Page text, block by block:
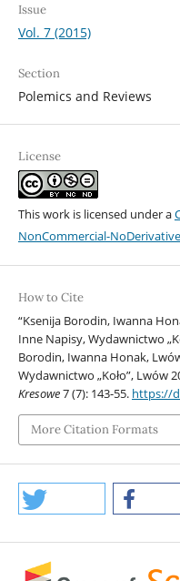
Issue
Vol. 7 (2015)
Section
Polemics and Reviews
License
This work is licensed under a
NonCommercial-
How to Cite
“Ksenija Borodin, Iwanna
Inne Napisy, Wydawnictwo
Borodin, Iwanna Honak,
Wydawnictwo „Koło”, Lwów
Kresowe7 (7): 143-55. https://
More Citation Formats